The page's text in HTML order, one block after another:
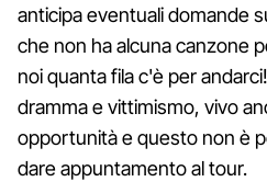
anticipa eventuali domande
che non ha alcuna canzone
noi quanta fila c'è per
dramma e vittimismo, vivo
opportunità e questo non è
dare appuntamento al tour.